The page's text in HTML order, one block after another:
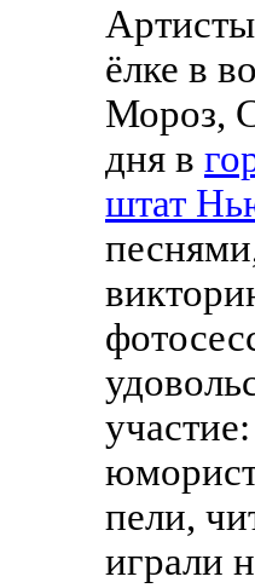
Артисты
ёлке в
Мороз,
дня в
штат
пели,
играли